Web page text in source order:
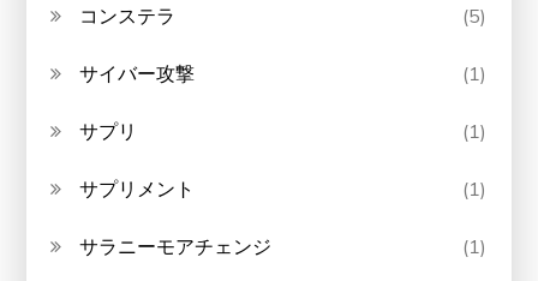
コンステラ (5)
サイバー攻撃 (1)
サプリ (1)
サプリメント (1)
サラニーモアチェンジ (1)